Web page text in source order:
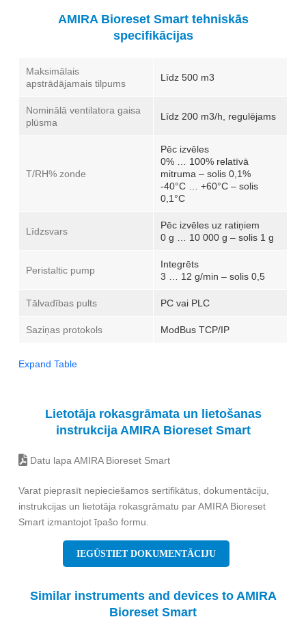
AMIRA Bioreset Smart tehniskās
specifikācijas
Maksimālais
apstrādājamais tilpums
Līdz 500 m3
Nominālā ventilatora gaisa
plūsma
Līdz 200 m3/h, regulējams
T/RH% zonde
Pēc izvēles
0% … 100% relatīvā
mitruma – solis 0,1%
-40°C … +60°C – solis
0,1°C
Līdzsvars
Pēc izvēles uz ratiņiem
0 g … 10 000 g – solis 1 g
Peristaltic pump
Integrēts
3 … 12 g/min – solis 0,5
Tālvadības pults PC vai PLC
Saziņas protokols ModBus TCP/IP
Expand Table
Lietotāja rokasgrāmata un lietošanas
instrukcija AMIRA Bioreset Smart
Datu lapa AMIRA Bioreset Smart
Varat pieprasīt nepieciešamos sertifikātus, dokumentāciju,
instrukcijas un lietotāja rokasgrāmatu par AMIRA Bioreset
Smart izmantojot īpašo formu.
IEGŪSTIET DOKUMENTĀCIJU
Similar instruments and devices to AMIRA
Bioreset Smart